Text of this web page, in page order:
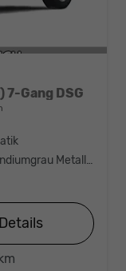
7-Gang DSG
Grau, Indiumgrau Metallic (X3)
Details